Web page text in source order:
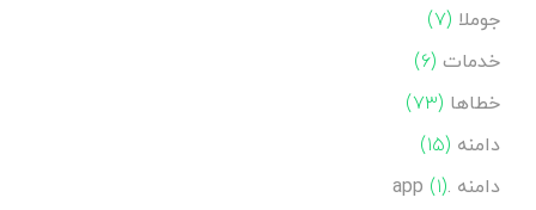
جوملا (۷)
خدمات (۶)
خطاها (۷۳)
دامنه (۱۵)
دامنه .app(۱)